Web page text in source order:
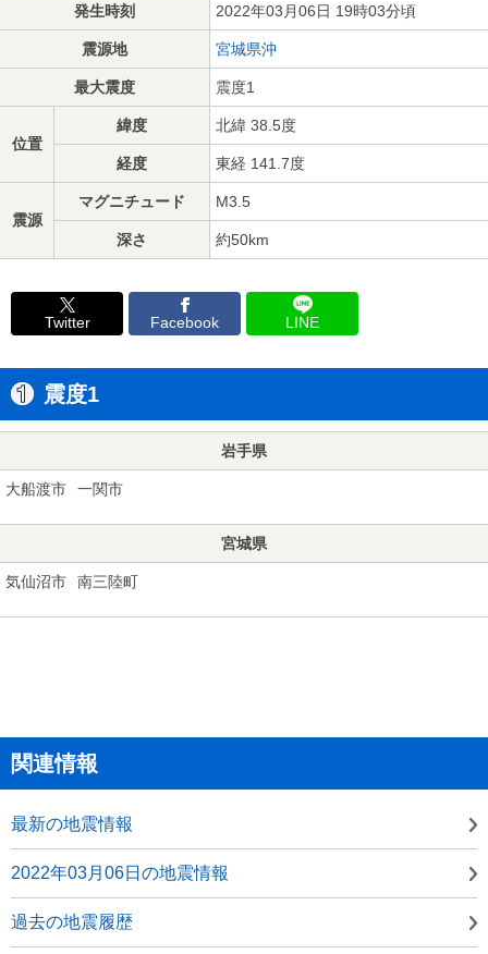
発生時刻 2022年03月06日 19時03分頃
震源地 宮城県沖
最大震度 震度1
位置
緯度 北緯 38.5度
経度 東経 141.7度
震源
マグニチュード M3.5
深さ 約50km
Twitter Facebook LINE
震度1
岩手県
大船渡市 一関市
宮城県
気仙沼市 南三陸町
関連情報
最新の地震情報
2022年03月06日の地震情報
過去の地震履歴